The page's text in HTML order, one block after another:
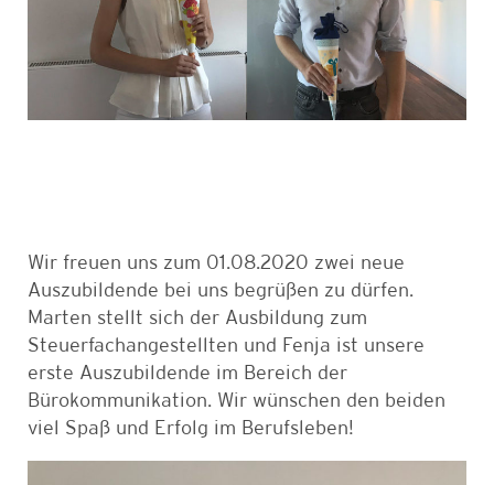
Wir freuen uns zum 01.08.2020 zwei neue
Auszubildende bei uns begrüßen zu dürfen.
Marten stellt sich der Ausbildung zum
Steuerfachangestellten und Fenja ist unsere
erste Auszubildende im Bereich der
Bürokommunikation. Wir wünschen den beiden
viel Spaß und Erfolg im Berufsleben!